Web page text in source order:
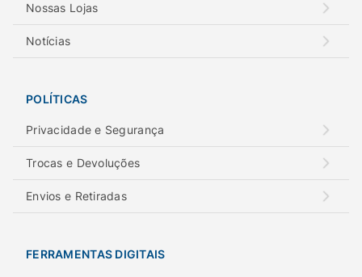
Nossas Lojas
Notícias
POLÍTICAS
Privacidade e Segurança
Trocas e Devoluções
Envios e Retiradas
FERRAMENTAS DIGITAIS